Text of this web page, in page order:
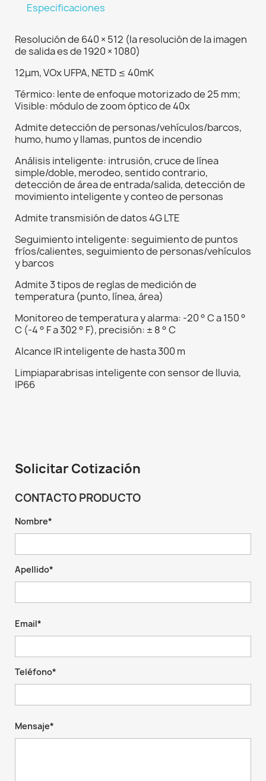
Especificaciones
Resolución de 640 × 512 (la resolución de la imagen
de salida es de 1920 × 1080)
12μm, VOx UFPA, NETD ≤ 40mK
Térmico: lente de enfoque motorizado de 25 mm;
Visible: módulo de zoom óptico de 40x
Admite detección de personas/vehículos/barcos,
humo, humo y llamas, puntos de incendio
Análisis inteligente: intrusión, cruce de línea
simple/doble, merodeo, sentido contrario,
detección de área de entrada/salida, detección de
movimiento inteligente y conteo de personas
Admite transmisión de datos 4G LTE
Seguimiento inteligente: seguimiento de puntos
fríos/calientes, seguimiento de personas/vehículos
y barcos
Admite 3 tipos de reglas de medición de
temperatura (punto, línea, área)
Monitoreo de temperatura y alarma: -20 ° C a 150 °
C (-4 ° F a 302 ° F), precisión: ± 8 ° C
Alcance IR inteligente de hasta 300 m
Limpiaparabrisas inteligente con sensor de lluvia,
IP66
Solicitar Cotización
CONTACTO PRODUCTO
Nombre*
Apellido*
Email*
Teléfono*
Mensaje*